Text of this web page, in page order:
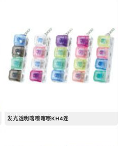
发光透明喀嚓喀嚓KH4连